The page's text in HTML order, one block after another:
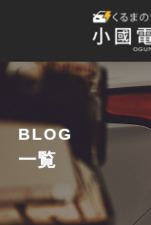
BLOG
一覧